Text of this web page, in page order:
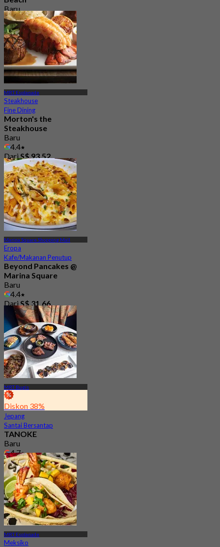
Baru
4.4
DariS$ 94
MRT Esplanade
Steakhouse
Fine Dining
Morton's the
Steakhouse
Baru
4.4
Dari S$ 93.52
Marina Square Shopping Mall
Eropa
Kafe/Makanan Penutup
Beyond Pancakes @
Marina Square
Baru
4.4
Dari S$ 31.66
MRT Bugis
Diskon 38%
Jepang
Santai Bersantap
TANOKE
Baru
4.7
DariS$ 45.56
MRT Esplanade
Meksiko